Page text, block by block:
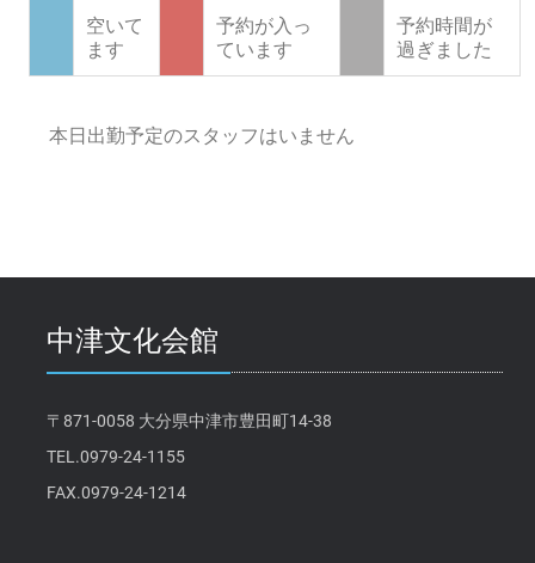
空いて
ます
予約が入っ
ています
予約時間が
過ぎました
本日出勤予定のスタッフはいません
中津文化会館
〒871-0058 大分県中津市豊田町14-38
TEL.0979-24-1155
FAX.0979-24-1214